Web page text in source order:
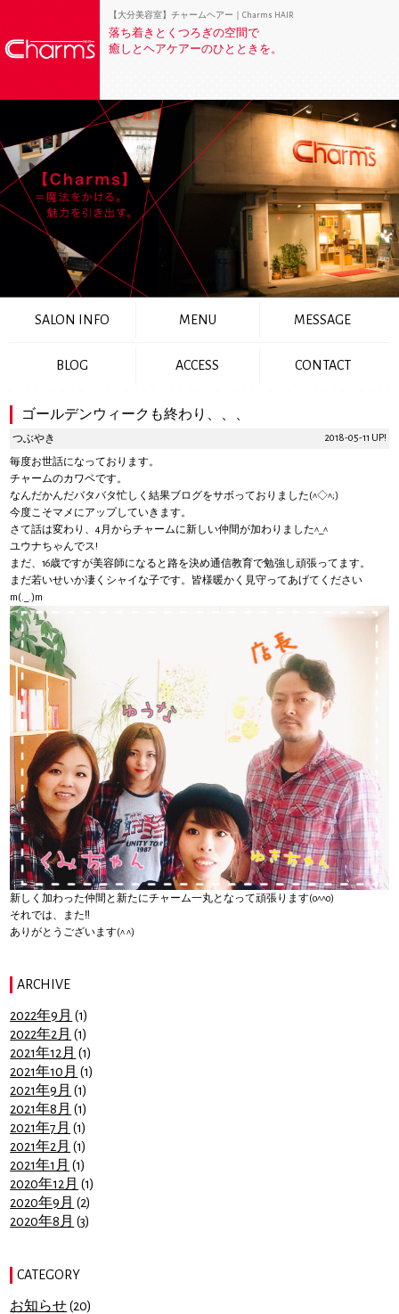
【大分美容室】チャームヘアー｜Charms HAIR
落ち着きとくつろぎの空間で
癒しとヘアケアーのひとときを。
SALON INFO MENU MESSAGE
BLOG ACCESS CONTACT
ゴールデンウィークも終わり、、、
つぶやき 2018-05-11 UP!
毎度お世話になっております。
チャームのカワベです。
なんだかんだバタバタ忙しく結果ブログをサボっておりました(^◇^;)
今度こそマメにアップしていきます。
さて話は変わり、4月からチャームに新しい仲間が加わりました^_^
ユウナちゃんでス!
まだ、16歳ですが美容師になると路を決め通信教育で勉強し頑張ってます。
まだ若いせいか凄くシャイな子です。皆様暖かく見守ってあげてください
m(._.)m
新しく加わった仲間と新たにチャーム一丸となって頑張ります(o^^o)
それでは、また‼︎
ありがとうございます(^ ^)
ARCHIVE
2022年9月 (1)
2022年2月 (1)
2021年12月 (1)
2021年10月 (1)
2021年9月 (1)
2021年8月 (1)
2021年7月 (1)
2021年2月 (1)
2021年1月 (1)
2020年12月 (1)
2020年9月 (2)
2020年8月 (3)
CATEGORY
お知らせ(20)